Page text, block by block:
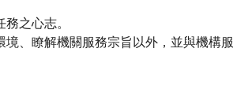
之心志。
、瞭解機關服務宗旨以外，並與機構服